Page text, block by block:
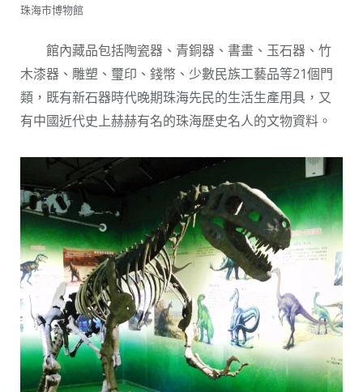
珠海市博物館
館內藏品包括陶瓷器、青銅器、書畫、玉石器、竹
木漆器、雕塑、璽印、錢幣、少數民族工藝品等21個門
類，既有新石器時代晚期珠海先民的生活生產用具，又
有中國近代史上赫赫有名的珠海歷史名人的文物資料。